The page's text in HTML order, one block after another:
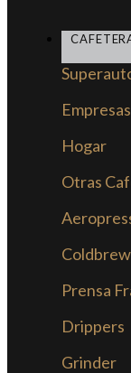
Empresas
Hogar
Otras
Coldbrew
Prensa
Drippers
Grinder